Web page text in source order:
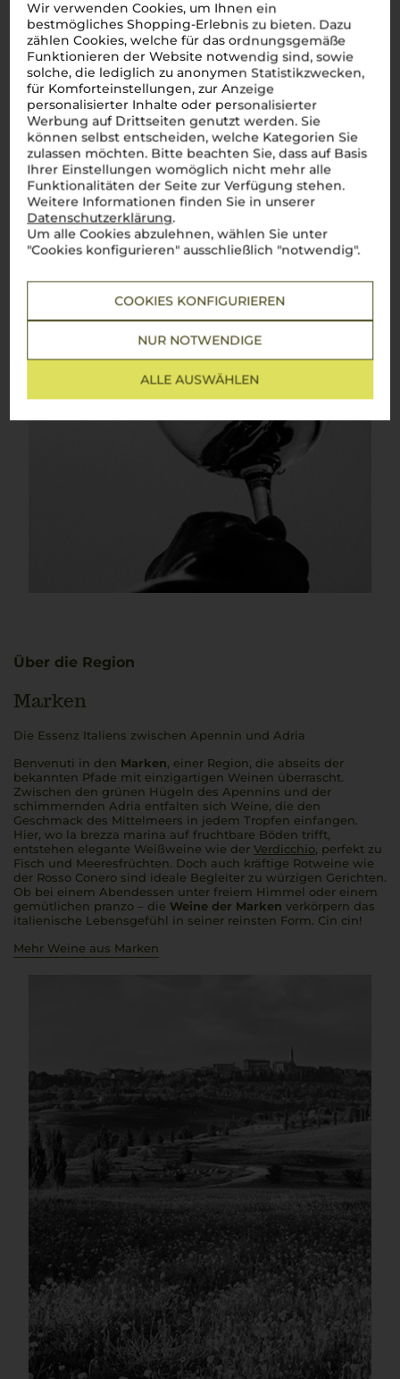
Wir verwenden Cookies, um Ihnen ein
bestmögliches Shopping-Erlebnis zu bieten. Dazu
zählen Cookies, welche für das ordnungsgemäße
Funktionieren der Website notwendig sind, sowie
solche, die lediglich zu anonymen Statistikzwecken,
für Komforteinstellungen, zur Anzeige
personalisierter Inhalte oder personalisierter
Werbung auf Drittseiten genutzt werden. Sie
können selbst entscheiden, welche Kategorien Sie
zulassen möchten. Bitte beachten Sie, dass auf Basis
Ihrer Einstellungen womöglich nicht mehr alle
Funktionalitäten der Seite zur Verfügung stehen.
Weitere Informationen finden Sie in unserer
Datenschutzerklärung.
Um alle Cookies abzulehnen, wählen Sie unter
"Cookies konfigurieren" ausschließlich "notwendig".
COOKIES KONFIGURIEREN
NUR NOTWENDIGE
ALLE AUSWÄHLEN
intensiven Aromen von dunklen Kirschen und reifen
Pflaumen, begleitet von einem feinen Hauch Tabak. Am
Gaumen entfaltet er seine weiche Struktur und beeindruckt
mit feinen, samtigen Tanninen – einfachun vero piacere
Jedes Glas spiegelt die Leidenschaft für die Weinberge wider,
dieBertanizu einem der gefragtesten Weingüter Italiens
gemacht haben. Ein Muss für Liebhaber des italienischen
Weingenusses.Salute!
Mehr Weine von Bertani Domains
Über die Region
Marken
Die Essenz Italiens zwischen Apennin und Adria
Benvenuti in den Marken, einer Region, die abseits der
bekannten Pfade mit einzigartigen Weinen überrascht.
Zwischen den grünen Hügeln des Apennins und der
schimmernden Adria entfalten sich Weine, die den
Geschmack des Mittelmeers in jedem Tropfen einfangen.
Hier, wo la brezza marina auf fruchtbare Böden trifft,
entstehen elegante Weißweine wie der Verdicchio, perfekt zu
Fisch und Meeresfrüchten. Doch auch kräftige Rotweine wie
der Rosso Conero sind ideale Begleiter zu würzigen Gerichten.
Ob bei einem Abendessen unter freiem Himmel oder einem
gemütlichen pranzo – die Weine der Marken verkörpern das
italienische Lebensgefühl in seiner reinsten Form. Cin cin!
Mehr Weine aus Marken